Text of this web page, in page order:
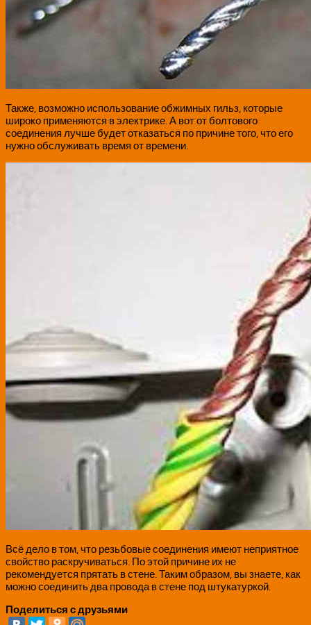
Также, возможно использование обжимных гильз, которые
широко применяются в электрике. А вот от болтового
соединения лучше будет отказаться по причине того, что его
нужно обслуживать время от времени.
Всё дело в том, что резьбовые соединения имеют неприятное
свойство раскручиваться. По этой причине их не
рекомендуется прятать в стене. Таким образом, вы знаете, как
можно соединить два провода в стене под штукатуркой.
Поделиться с друзьями